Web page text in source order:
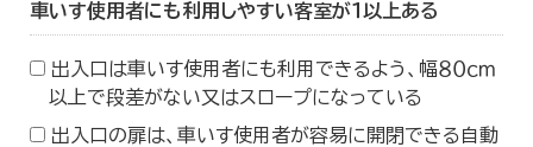
車いす使用者にも利用しやすい客室が１以上ある
出入口は車いす使用者にも利用できるよう、幅８０ｃｍ
以上で段差がない又はスロープになっている
出入口の扉は、車いす使用者が容易に開閉できる自動